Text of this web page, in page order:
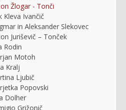
Žlogar - Tonči
Kleva Ivančič
in Aleksander Slekovec
Juriševič – Tonček
Rodin
Motoh
Kralj
Ljubič
Popovski
Dolher
Grižonič